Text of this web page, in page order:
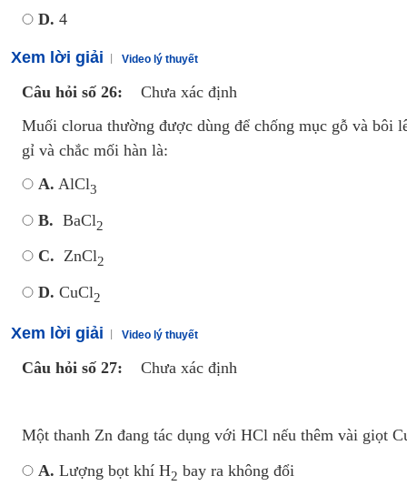
D. 4
Xem lời giải Video lý thuyết
Câu hỏi số 26:
Chưa xác định
Muối clorua thường được dùng để chống mục gỗ và bôi
gỉ và chắc mối hàn là:
A. AlCl3
B. BaCl2
C. ZnCl2
D. CuCl2
Xem lời giải Video lý thuyết
Câu hỏi số 27: Chưa xác định
Một thanh Zn đang tác dụng với HCl nếu thêm vài giọt
A. Lượng bọt khí H2 bay ra không đổi